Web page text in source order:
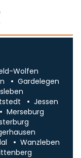
Wolfen
Gardelegen
Jessen
Merseburg
Wanzleben